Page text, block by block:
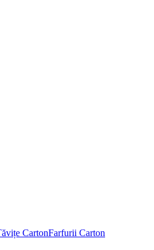
CartonFarfurii Carton